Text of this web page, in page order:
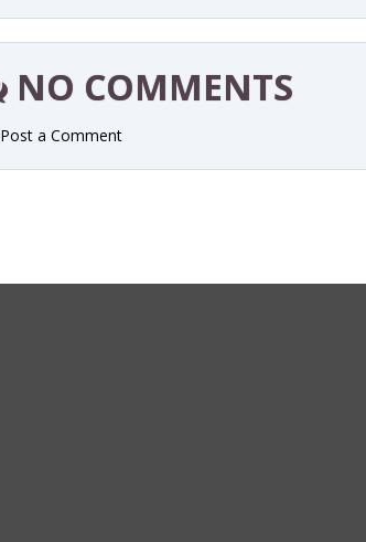
NO COMMENTS
Post a Comment